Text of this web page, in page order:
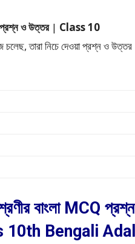
ও উত্তর| Class 10
চলেছ, তারা নিচে দেওয়া প্রশ্ন ও উত্তর
বাংলা MCQ প্রশ্ন
10th Bengali Adal